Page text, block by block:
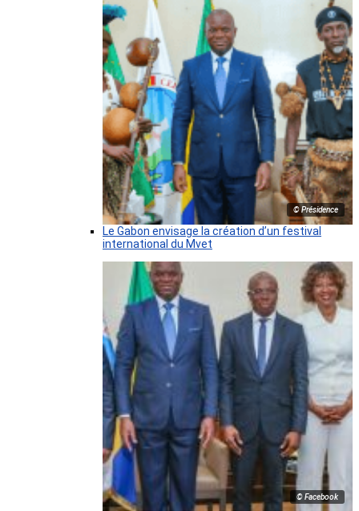
© Présidence
Le Gabon envisage la création d’un festival
international du Mvet
© Facebook